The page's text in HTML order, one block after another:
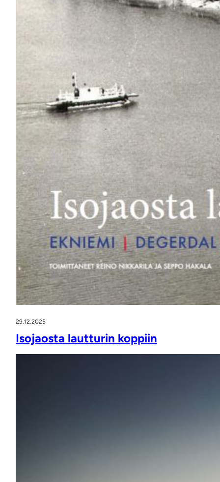
29.12.2025
Isojaosta lautturin koppiin